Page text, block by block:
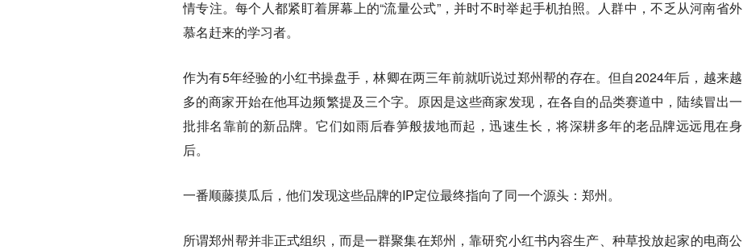
情专注。每个人都紧盯着屏幕上的“流量公式”，并时不时举起手机拍照。人群中，不乏从河南省外
慕名赶来的学习者。
作为有5年经验的小红书操盘手，林卿在两三年前就听说过郑州帮的存在。但自2024年后，越来越
多的商家开始在他耳边频繁提及三个字。原因是这些商家发现，在各自的品类赛道中，陆续冒出一
批排名靠前的新品牌。它们如雨后春笋般拔地而起，迅速生长，将深耕多年的老品牌远远甩在身
后。
一番顺藤摸瓜后，他们发现这些品牌的IP定位最终指向了同一个源头：郑州。
所谓郑州帮并非正式组织，而是一群聚集在郑州，靠研究小红书内容生产、种草投放起家的电商公